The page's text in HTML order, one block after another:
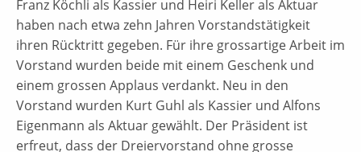
Franz Köchli als Kassier und Heiri Keller als Aktuar
haben nach etwa zehn Jahren Vorstandstätigkeit
ihren Rücktritt gegeben. Für ihre grossartige Arbeit im
Vorstand wurden beide mit einem Geschenk und
einem grossen Applaus verdankt. Neu in den
Vorstand wurden Kurt Guhl als Kassier und Alfons
Eigenmann als Aktuar gewählt. Der Präsident ist
erfreut, dass der Dreiervorstand ohne grosse